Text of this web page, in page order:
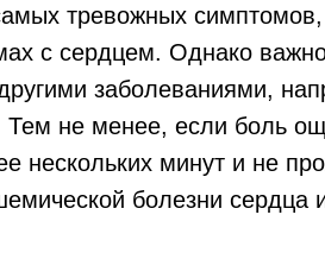
тревожных
с сердцем. Однако
заболеваниями,
Тем не менее, если боль
нескольких минут и не
болезни сердца